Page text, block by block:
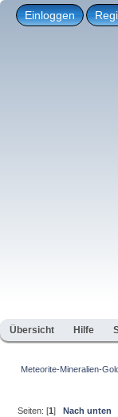
Einloggen
Übersicht Hilfe
Meteorite-Mineralien-
Seiten: [1]Nach unten